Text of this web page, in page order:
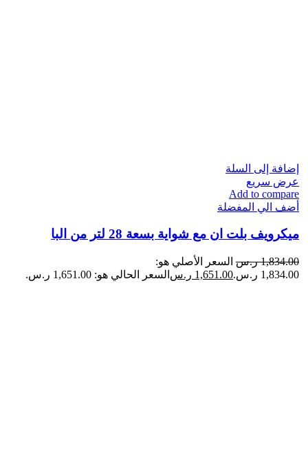
إضافة إلى السلة
عرض سريع
Add to compare
أضف الي المفضلة
ميكرويف بلت ان مع شواية بسعة 28 لتر من البا
1,834.00 ر.س السعر الأصلي هو:
1,834.00 ر.س.
1,651.00 ر.س السعر الحالي هو: 1,651.00 ر.س.